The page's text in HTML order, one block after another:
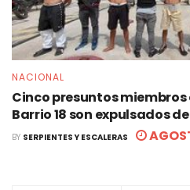
NACIONAL
Cinco presuntos
Barrio 18 son expulsados
BY SERPIENTES Y ESCALERAS